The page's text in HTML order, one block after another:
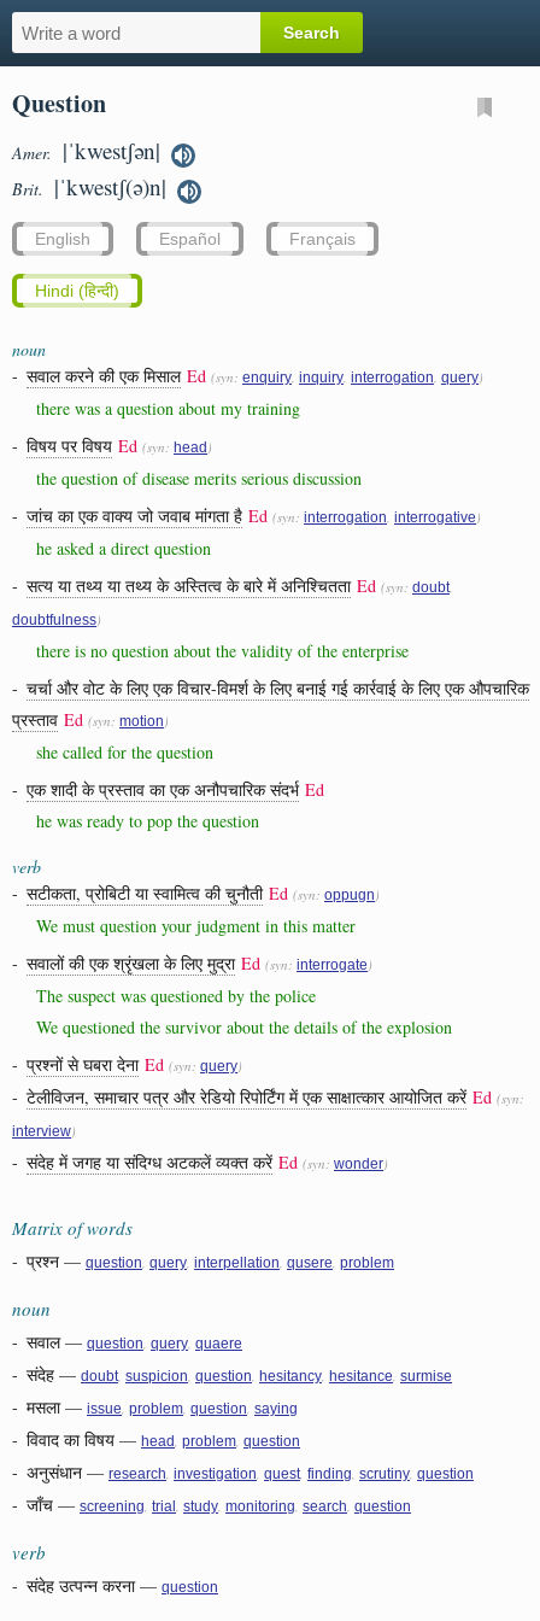
Question
Amer. |ˈkwestʃən|
Brit. |ˈkwestʃ(ə)n|
English Español Français
Hindi (हिन्दी)
noun
- सवाल करने की एक मिसाल Ed (syn: enquiry inquiry interrogation query)
there was a question about my training
- विषय पर विषय Ed (syn: head )
the question of disease merits serious discussion
- जांच का एक वाक्य जो जवाब मांगता है Ed (syn: interrogation interrogative )
he asked a direct question
- सत्य या तथ्य या तथ्य के अस्तित्व के बारे में अनिश्चितता Ed (syn: doubt
doubtfulness)
there is no question about the validity of the enterprise
- चर्चा और वोट के लिए एक विचार-विमर्श के लिए बनाई गई कार्रवाई के लिए एक औपचारिक
प्रस्ताव Ed (syn: motion )
she called for the question
- एक शादी के प्रस्ताव का एक अनौपचारिक संदर्भ Ed
he was ready to pop the question
verb
- सटीकता, प्रोबिटी या स्वामित्व की चुनौती Ed (syn: oppugn )
We must question your judgment in this matter
- सवालों की एक श्रृंखला के लिए मुद्रा Ed (syn: interrogate )
The suspect was questioned by the police
We questioned the survivor about the details of the explosion
- प्रश्नों से घबरा देना Ed (syn: query)
- टेलीविजन, समाचार पत्र और रेडियो रिपोर्टिंग में एक साक्षात्कार आयोजित करें Ed (syn:
interview)
- संदेह में जगह या संदिग्ध अटकलें व्यक्त करें Ed (syn: wonder)
Matrix of words
- प्रश्न — question query interpellation qusere problem
noun
- सवाल— question query quaere
- संदेह — doubt suspicion question hesitancy hesitance surmise
- मसला— issue problem question saying
- विवाद का विषय — head problem question
- अनुसंधान — research investigation quest finding scrutiny question
- जाँच — screening trial study monitoring search question
verb
- संदेह उत्पन्न करना— question